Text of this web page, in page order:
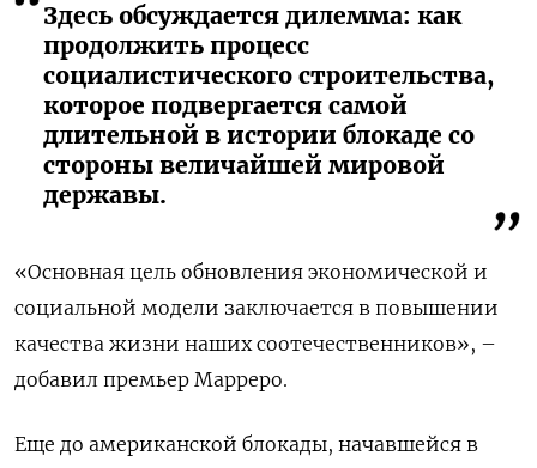
Здесь обсуждается дилемма: как
продолжить процесс
социалистического строительства,
которое подвергается самой
длительной в истории блокаде со
стороны величайшей мировой
державы.
«Основная цель обновления экономической и
социальной модели заключается в повышении
качества жизни наших соотечественников», –
добавил премьер Марреро.
Еще до американской блокады, начавшейся в